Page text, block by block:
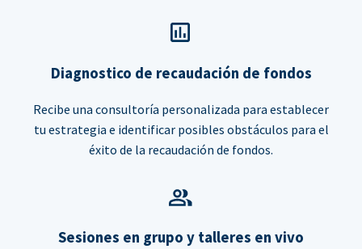
Diagnostico de recaudación de fondos
Recibe una consultoría personalizada para establecer
tu estrategia e identificar posibles obstáculos para el
éxito de la recaudación de fondos.
Sesiones en grupo y talleres en vivo